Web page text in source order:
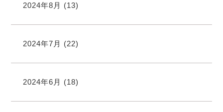
2024年8月 (13)
2024年7月 (22)
2024年6月 (18)